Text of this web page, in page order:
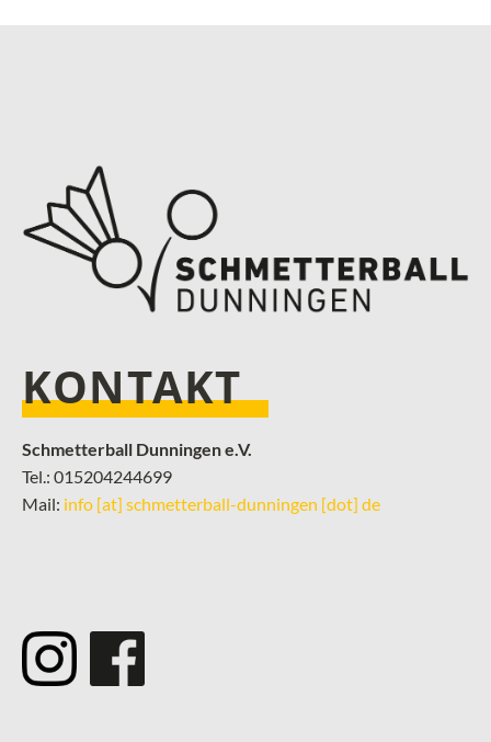
KONTAKT
Schmetterball Dunningen e.V.
Tel.: 015204244699
Mail: info [at] schmetterball-dunningen [dot] de